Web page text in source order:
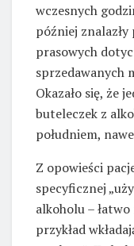
wczesnych
później
prasowych
sprzedawanych
Okazało się, że
buteleczek z
południem,
Z opowieści
specyficznej
alkoholu –
przykład